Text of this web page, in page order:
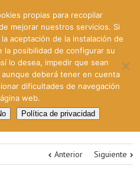
Anterior Siguiente
propias para recopilar
mejorar nuestros servicios. Si
aceptación de la instalación de
la posibilidad de configurar su
lo desea, impedir que sean
deberá tener en cuenta
dificultades de navegación
web.
Política de privacidad